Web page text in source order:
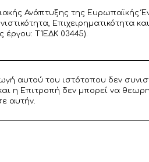
Ανάπτυξης της Ευρωπαϊκής
Επιχειρηματικότητα
T1ΕΔΚ 03445).
αυτού του ιστότοπου δεν
η Επιτροπή δεν μπορεί να
αυτήν.